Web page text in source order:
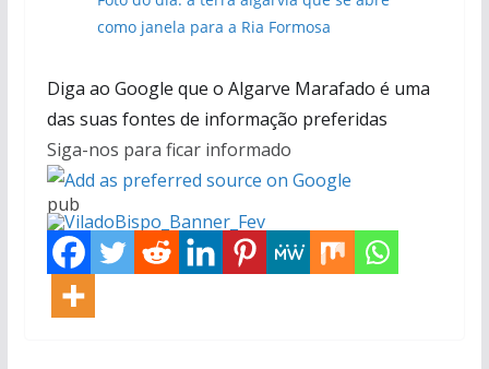
como janela para a Ria Formosa
Diga ao Google que o Algarve Marafado é uma
das suas fontes de informação preferidas
Siga-nos para ficar informado
pub